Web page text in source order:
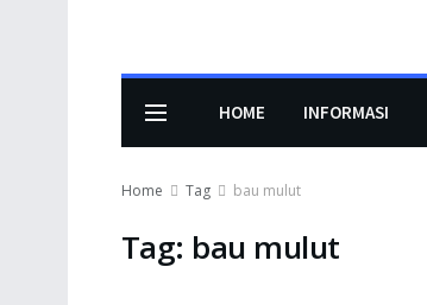
HOME INFORMASI
Home Tag bau mulut
Tag: bau mulut